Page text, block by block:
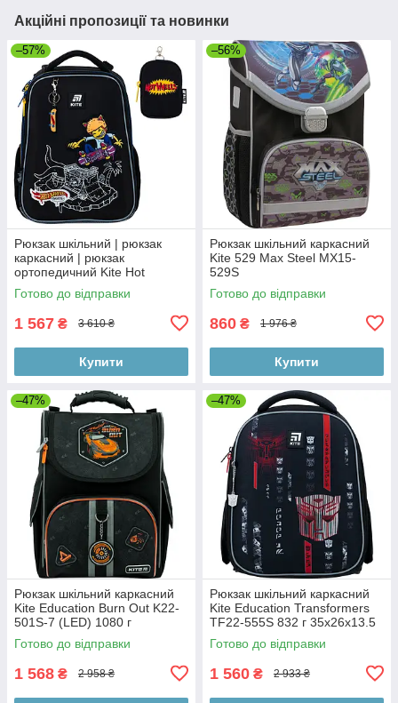
Акційні пропозиції та новинки
–57%
Рюкзак шкільний | рюкзак
каркасний | рюкзак
ортопедичний Kite Hot
Wheels HW25-531M
Готово до відправки
1 567 ₴ 3 610 ₴
Купити
–56%
Рюкзак шкільний каркасний
Kite 529 Max Steel MX15-
529S
Готово до відправки
860 ₴ 1 976 ₴
Купити
–47%
Рюкзак шкільний каркасний
Kite Education Burn Out K22-
501S-7 (LED) 1080 г
35х25х13 см чорний
Готово до відправки
1 568 ₴ 2 958 ₴
–47%
Рюкзак шкільний каркасний
Kite Education Transformers
TF22-555S 832 г 35x26x13.5
см чорний
Готово до відправки
1 560 ₴ 2 933 ₴